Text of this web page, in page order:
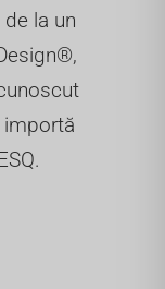
la un
importă